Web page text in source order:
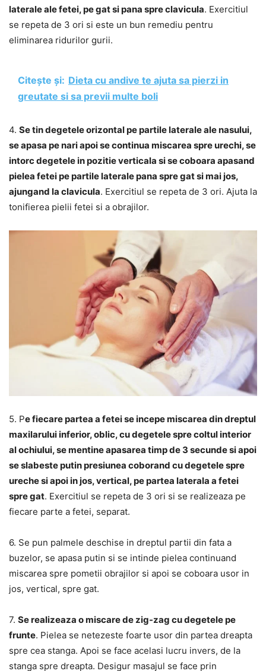
laterale ale fetei, pe gat si pana spre clavicula. Exercitiul
se repeta de 3 ori si este un bun remediu pentru
eliminarea ridurilor gurii.
Citește și: Dieta cu andive te ajuta sa pierzi in
greutate si sa previi multe boli
4. Se tin degetele orizontal pe partile laterale ale nasului,
se apasa pe nari apoi se continua miscarea spre urechi, se
intorc degetele in pozitie verticala si se coboara apasand
pielea fetei pe partile laterale pana spre gat si mai jos,
ajungand la clavicula. Exercitiul se repeta de 3 ori. Ajuta la
tonifierea pielii fetei si a obrajilor.
5. Pe fiecare partea a fetei se incepe miscarea din dreptul
maxilarului inferior, oblic, cu degetele spre coltul interior
al ochiului, se mentine apasarea timp de 3 secunde si apoi
se slabeste putin presiunea coborand cu degetele spre
ureche si apoi in jos, vertical, pe partea laterala a fetei
spre gat. Exercitiul se repeta de 3 ori si se realizeaza pe
fiecare parte a fetei, separat.
6. Se pun palmele deschise in dreptul partii din fata a
buzelor, se apasa putin si se intinde pielea continuand
miscarea spre pometii obrajilor si apoi se coboara usor in
jos, vertical, spre gat.
7. Se realizeaza o miscare de zig-zag cu degetele pe
frunte. Pielea se netezeste foarte usor din partea dreapta
spre cea stanga. Apoi se face acelasi lucru invers, de la
stanga spre dreapta. Desigur masajul se face prin